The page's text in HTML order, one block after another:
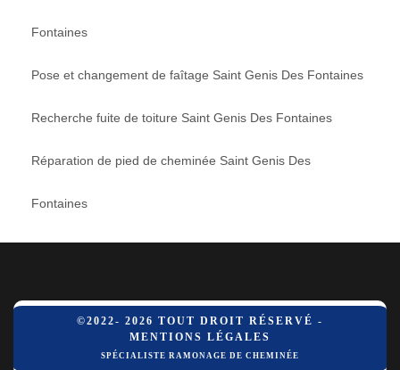
Fontaines
Pose et changement de faîtage Saint Genis Des Fontaines
Recherche fuite de toiture Saint Genis Des Fontaines
Réparation de pied de cheminée Saint Genis Des
Fontaines
©2022- 2026 TOUT DROIT RÉSERVÉ -
MENTIONS LÉGALES
SPÉCIALISTE RAMONAGE DE CHEMINÉE